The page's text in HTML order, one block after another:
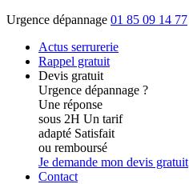
Urgence dépannage 01 85 09 14 77
Actus serrurerie
Rappel gratuit
Devis gratuit
Urgence dépannage ?
Une réponse
sous 2H Un tarif
adapté Satisfait
ou remboursé
Je demande mon devis gratuit
Contact